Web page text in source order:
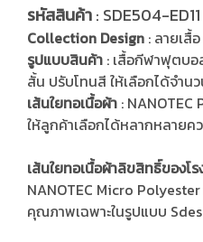
รหัสสินค้า: SDE504-ED11
Collection Design : ลายเสื้
รูปแบบสินค้า : เสื้อกีฬาฟุตบอ
สั้น ปรับโทนสี ให้เลือกได้จำน
เส้นใยทอเนื้อผ้า : NANOTEC
ให้ลูกค้าเลือกได้หลากหลายค
เส้นใยทอเนื้อผ้าลิขสิทธิ์ของโร
NANOTEC Micro
คุณภาพเฉพาะในรูปแบบ